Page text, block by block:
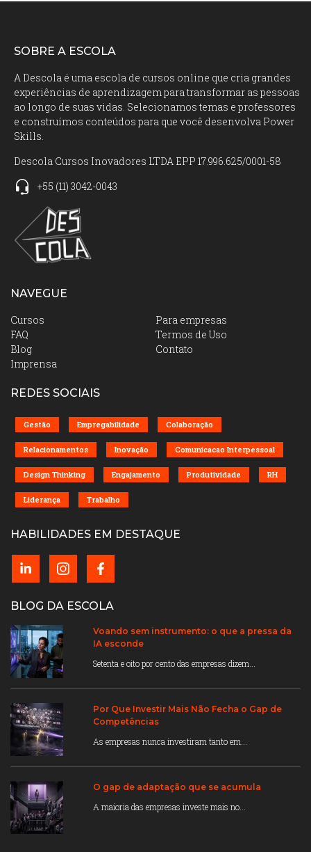
SOBRE A ESCOLA
A Descola é uma escola de cursos online que cria grandes
experiências de aprendizagem para transformar as pessoas
ao longo de suas vidas. Selecionamos temas e professores
e construímos conteúdos para que você desenvolva Power
Skills.
Descola Cursos Inovadores LTDA EPP 17.996.625/0001-58
+55 (11) 3042-0043
REDES SOCIAIS
Gestão Empregabilidade Colaboração
Relacionamentos Inovação Comunicacao Interpessoal
Design Thinking Engajamento Produtividade RH
Liderança Trabalho
HABILIDADES EM DESTAQUE
BLOG DA ESCOLA
Voando sem instrumento: o que a pressa da
IA esconde
Setenta e oito por cento das empresas dizem...
Por Que Investir Mais Não Fecha o Gap de
Competências
As empresas nunca investiram tanto em...
O gap de adaptação que se acumula
A maioria das empresas investe mais no...
NAVEGUE
Cursos
Para empresas
FAQ
Termos de Uso
Blog
Contato
Imprensa